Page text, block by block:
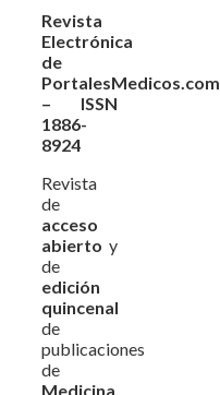
Revista
Electrónica
de
PortalesMedicos.com
– ISSN
1886-
8924
Revista
de
acceso
abierto y
de
edición
quincenal
de
publicaciones
de
Medicina,